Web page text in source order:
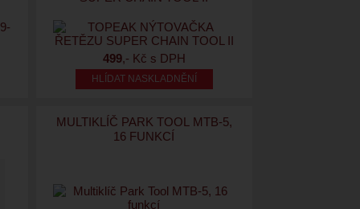
499,- Kč s DPH
HLÍDAT NASKLADNĚNÍ
MULTIKLÍČ PARK TOOL MTB-5,
16 FUNKCÍ